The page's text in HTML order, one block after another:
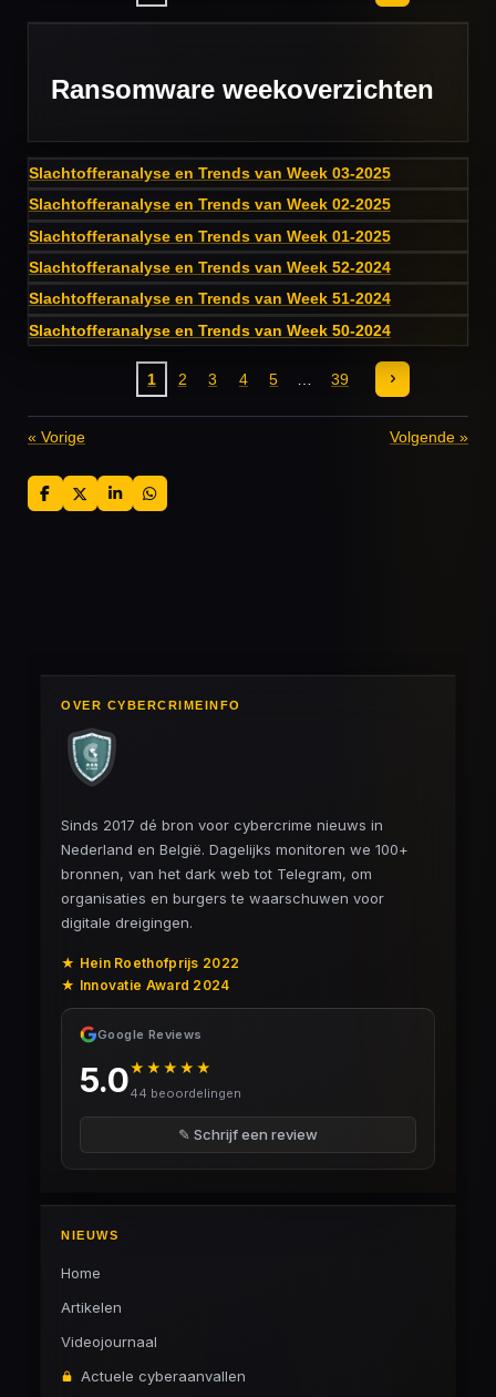
Ransomware weekoverzichten
Slachtofferanalyse en Trends van Week 03-2025
Slachtofferanalyse en Trends van Week 02-2025
Slachtofferanalyse en Trends van Week 01-2025
Slachtofferanalyse en Trends van Week 52-2024
Slachtofferanalyse en Trends van Week 51-2024
Slachtofferanalyse en Trends van Week 50-2024
1 2 3 4 5 39
« Vorige Volgende »
D
e
D
e
S
h
D
e
OVER CYBERCRIMEINFO
Sinds 2017 dé bron voor cybercrime nieuws in
Nederland en België. Dagelijks monitoren we 100+
bronnen, van het dark web tot Telegram, om
organisaties en burgers te waarschuwen voor
digitale dreigingen.
★ Hein Roethofprijs 2022
★ Innovatie Award 2024
Google Reviews
5.0★★★★★
44 beoordelingen
✎ Schrijf een review
NIEUWS
Home
Artikelen
Videojournaal
Actuele cyberaanvallen